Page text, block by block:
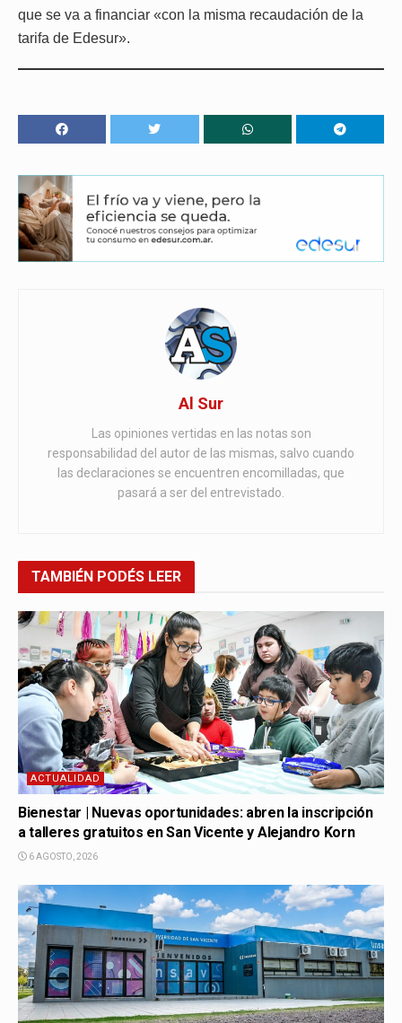
que se va a financiar «con la misma recaudación de la
tarifa de Edesur».
Al Sur
Las opiniones vertidas en las notas son
responsabilidad del autor de las mismas, salvo cuando
las declaraciones se encuentren encomilladas, que
pasará a ser del entrevistado.
TAMBIÉN PODÉS LEER
ACTUALIDAD
Bienestar | Nuevas oportunidades: abren la inscripción
a talleres gratuitos en San Vicente y Alejandro Korn
6 AGOSTO, 2026